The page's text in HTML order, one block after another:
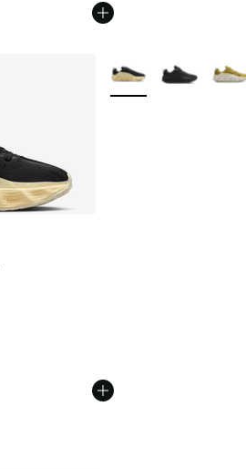
Plus de couleurs